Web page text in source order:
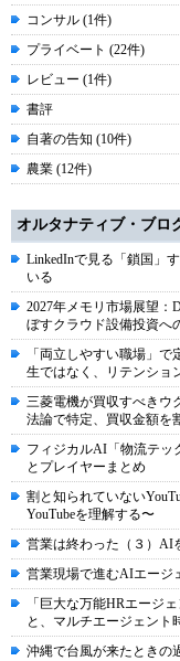
コンサル (1件)
プライベート (22件)
レビュー (1件)
書評
自著の告知 (10件)
農業 (12件)
オルタナティブ・ブロ
LinkedInで見る「鎖国」
いる
2027年メモリ市場展望：
ぼすクラウド設備投資へ
「両立しやすい職場」
生ではなく、リテンショ
三菱電機が買収すべきウ
法論で特定、買収金額を
フィジカルAI「物流テッ
とプレイヤーまとめ
割と知られていない
YouTubeを理解する〜
営業は終わった（３）AI
営業現場で進むAIエージ
「巨大な万能HRエージ
と、マルチエージェント
沖縄で台風が来たときの